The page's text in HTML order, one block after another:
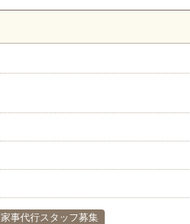
家事代行スタッフ募集